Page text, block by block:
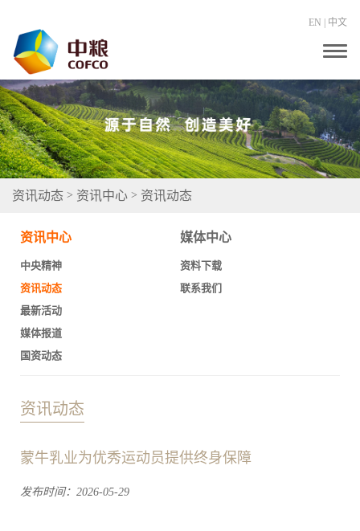
EN 中文
T
g
g
e
n
a
v
i
资讯动态 > 资讯中心 > 资讯动态
资讯中心
中央精神
资讯动态
最新活动
媒体报道
国资动态
媒体中心
资料下载
联系我们
资讯动态
蒙牛乳业为优秀运动员提供终身保障
发布时间：2026-05-29